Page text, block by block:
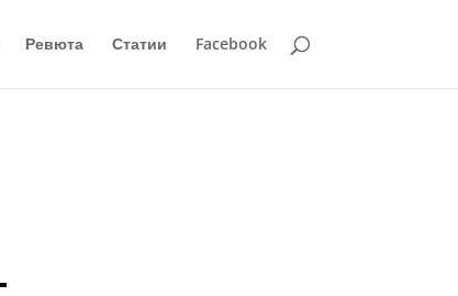
Ревюта Статии Facebook